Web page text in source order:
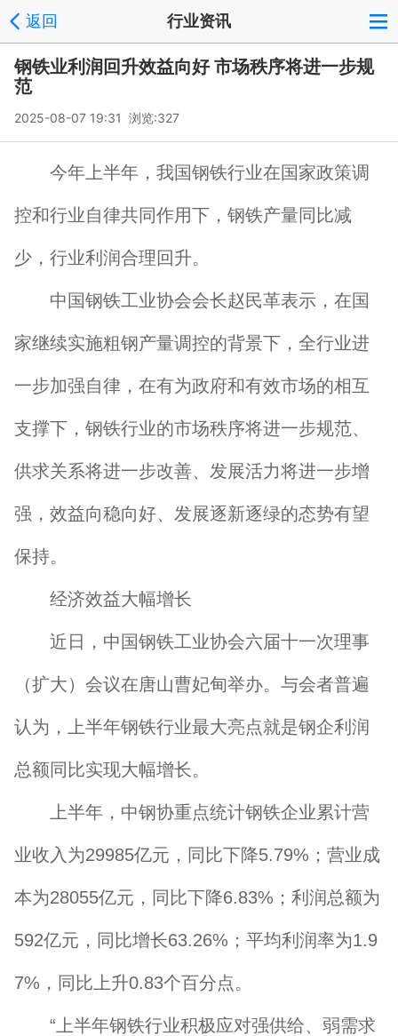
返回 行业资讯
钢铁业利润回升效益向好 市场秩序将进一步规
范
2025-08-07 19:31 浏览:327
今年上半年，我国钢铁行业在国家政策调
控和行业自律共同作用下，钢铁产量同比减
少，行业利润合理回升。
中国钢铁工业协会会长赵民革表示，在国
家继续实施粗钢产量调控的背景下，全行业进
一步加强自律，在有为政府和有效市场的相互
支撑下，钢铁行业的市场秩序将进一步规范、
供求关系将进一步改善、发展活力将进一步增
强，效益向稳向好、发展逐新逐绿的态势有望
保持。
经济效益大幅增长
近日，中国钢铁工业协会六届十一次理事
（扩大）会议在唐山曹妃甸举办。与会者普遍
认为，上半年钢铁行业最大亮点就是钢企利润
总额同比实现大幅增长。
上半年，中钢协重点统计钢铁企业累计营
业收入为29985亿元，同比下降5.79%；营业成
本为28055亿元，同比下降6.83%；利润总额为
592亿元，同比增长63.26%；平均利润率为1.9
7%，同比上升0.83个百分点。
“上半年钢铁行业积极应对强供给、弱需求